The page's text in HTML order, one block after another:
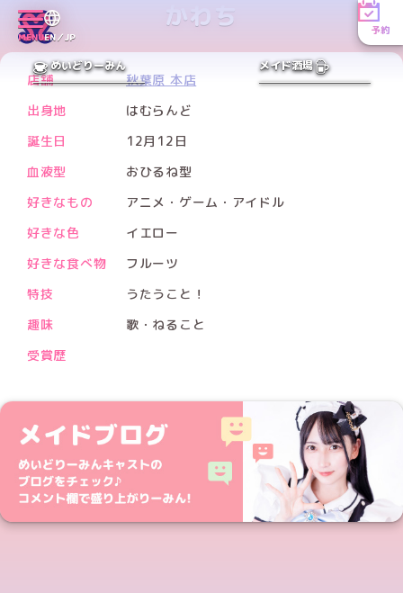
MENUEN／JP
予約
めいどりーみん メイド酒場
かわち
PREV
NEXT
店舗
秋葉原 本店
出身地
はむらんど
誕生日
12月12日
血液型
おひるね型
好きなもの
アニメ・ゲーム・アイドル
好きな色
イエロー
好きな食べ物
フルーツ
特技
うたうこと！
趣味
歌・ねること
受賞歴